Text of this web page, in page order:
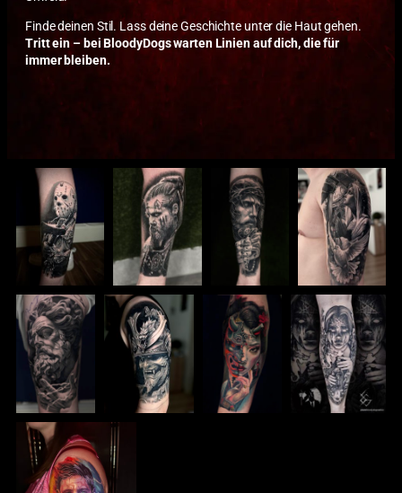
Finde deinen Stil. Lass deine Geschichte unter die Haut gehen.
Tritt ein – bei BloodyDogs warten Linien auf dich, die für
immer bleiben.